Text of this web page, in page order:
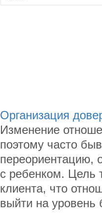
Организация
Изменение
поэтому часто
переориентацию,
с ребенком. Цель
клиента, что
выйти на уровень